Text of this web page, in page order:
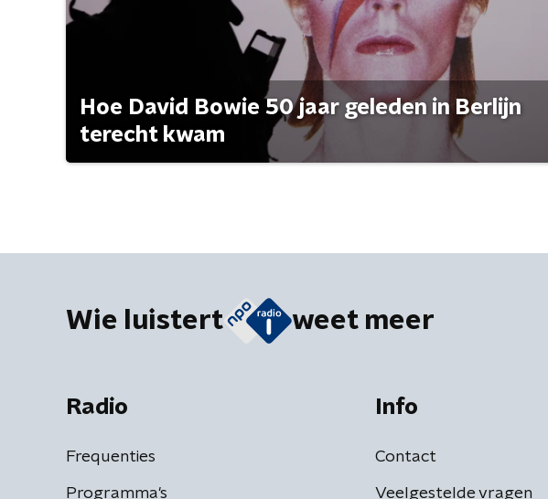
Hoe David Bowie 50 jaar geleden in Berlijn
terecht kwam
Wie luistert weet meer
Radio
Frequenties
Programma's
Info
Contact
Veelgestelde vragen